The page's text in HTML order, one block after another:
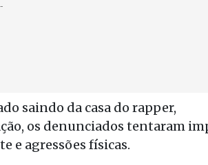
saindo da casa do rapper,
os denunciados tentaram
e agressões físicas.